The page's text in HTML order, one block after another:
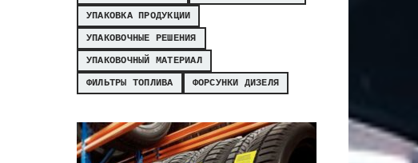
УПАКОВКА ПРОДУКЦИИ
УПАКОВОЧНЫЕ РЕШЕНИЯ
УПАКОВОЧНЫЙ МАТЕРИАЛ
ФИЛЬТРЫ ТОПЛИВА
ФОРСУНКИ ДИЗЕЛЯ